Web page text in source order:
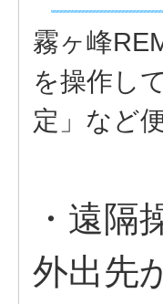
霧ヶ峰
を操作し
定」など
・遠隔
外出先